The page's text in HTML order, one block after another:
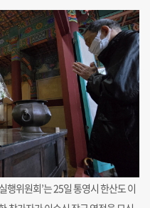
행위원회’는 25일 통영시 한산도 이